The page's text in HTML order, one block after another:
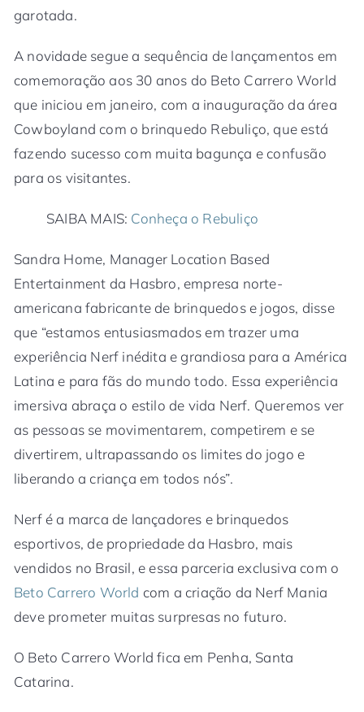
garotada.
A novidade segue a sequência de lançamentos em
comemoração aos 30 anos do Beto Carrero World
que iniciou em janeiro, com a inauguração da área
Cowboyland com o brinquedo Rebuliço, que está
fazendo sucesso com muita bagunça e confusão
para os visitantes.
SAIBA MAIS: Conheça o Rebuliço
Sandra Home, Manager Location Based
Entertainment da Hasbro, empresa norte-
americana fabricante de brinquedos e jogos, disse
que “estamos entusiasmados em trazer uma
experiência Nerf inédita e grandiosa para a América
Latina e para fãs do mundo todo. Essa experiência
imersiva abraça o estilo de vida Nerf. Queremos ver
as pessoas se movimentarem, competirem e se
divertirem, ultrapassando os limites do jogo e
liberando a criança em todos nós”.
Nerf é a marca de lançadores e brinquedos
esportivos, de propriedade da Hasbro, mais
vendidos no Brasil, e essa parceria exclusiva com o
Beto Carrero World com a criação da Nerf Mania
deve prometer muitas surpresas no futuro.
O Beto Carrero World fica em Penha, Santa
Catarina.